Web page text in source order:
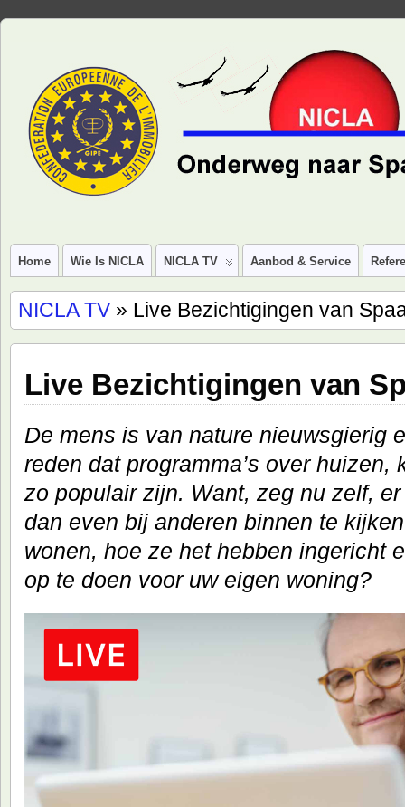
Home Wie Is NICLA NICLA TV Aanbod & Service
NICLA TV » Live Bezichtigingen van
Live Bezichtigingen van
De mens is van nature nieuwsgierig
reden dat programma’s over huizen,
zo populair zijn. Want, zeg nu zelf,
dan even bij anderen binnen te
wonen, hoe ze het hebben ingericht
op te doen voor uw eigen woning?